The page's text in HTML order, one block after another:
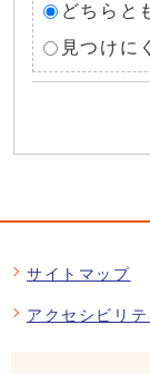
どちらと
見つけに
サイトマップ
アクセシビリ